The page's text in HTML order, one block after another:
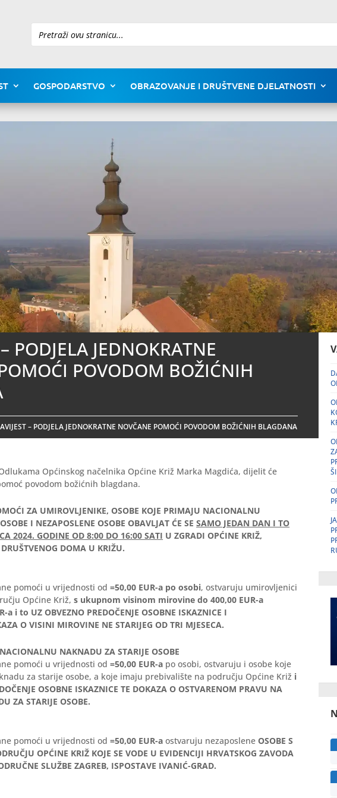
Pretraži
GOSPODARSTVO OBRAZOVANJE I DRUŠTVENE DJELATNOSTI
PODJELA JEDNOKRATNE
POVODOM BOŽIĆNIH
– PODJELA JEDNOKRATNE NOVČANE POMOĆI POVODOM BOŽIĆNIH BLAGDANA
Općinskog načelnika Općine Križ Marka Magdića, dijelit će
povodom božićnih blagdana.
ZA UMIROVLJENIKE, OSOBE KOJE PRIMAJU NACIONALNU
I NEZAPOSLENE OSOBE OBAVLJAT ĆE SESAMO JEDAN DAN I TO
2024. GODINE OD 8:00 DO 16:00 SATI U ZGRADI OPĆINE KRIŽ,
DOMA U KRIŽU.
pomoći u vrijednosti od=50,00 EUR-a po osobi, ostvaruju umirovljenici
Općine Križ,s ukupnom visinom mirovine do 400,00 EUR-a
i to UZ OBVEZNO PREDOČENJE OSOBNE ISKAZNICE I
O VISINI MIROVINE NE STARIJEG OD TRI MJESECA.
NAKNADU ZA STARIJE OSOBE
pomoći u vrijednosti od=50,00 EUR-a po osobi, ostvaruju i osobe koje
za starije osobe, a koje imaju prebivalište na području Općine Križ i
OSOBNE ISKAZNICE TE DOKAZA O OSTVARENOM PRAVU NA
ZA STARIJE OSOBE.
pomoći u vrijednosti od=50,00 EUR-a ostvaruju nezaposleneOSOBE S
OPĆINE KRIŽ KOJE SE VODE U EVIDENCIJI HRVATSKOG ZAVODA
SLUŽBE ZAGREB, ISPOSTAVE IVANIĆ-GRAD.